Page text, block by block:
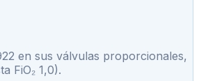
en sus válvulas proporcionales,
FiO₂ 1,0).